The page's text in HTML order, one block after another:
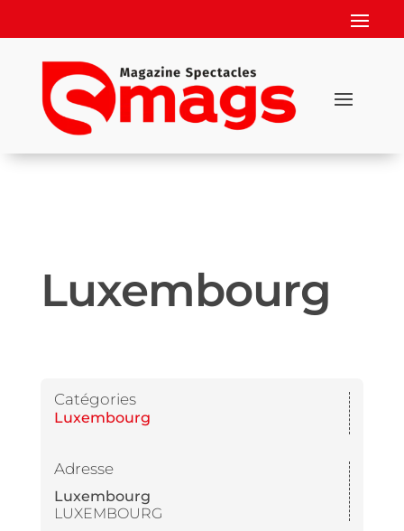
Luxembourg
Catégories
Luxembourg
Adresse
Luxembourg
LUXEMBOURG